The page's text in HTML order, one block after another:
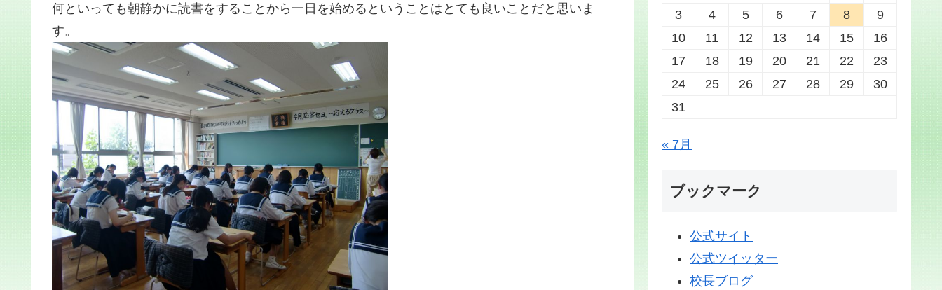
何といっても朝静かに読書をすることから一日を始めるということはとても良いことだと思いま
す。
3
4 5 6 7 8
9
10
11 12 13 14 15
16
17
18 19 20 21 22
23
24
25 26 27 28 29
30
31
« 7月
ブックマーク
公式サイト
公式ツイッター
校長ブログ